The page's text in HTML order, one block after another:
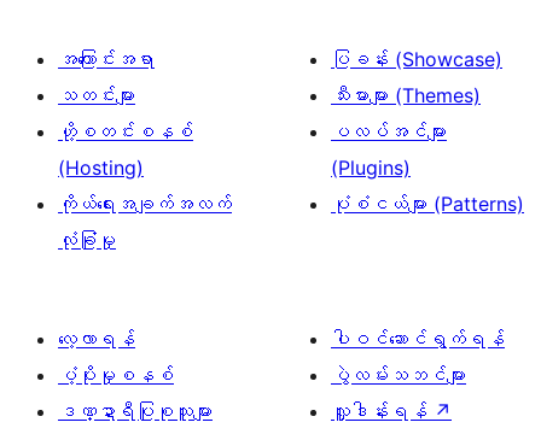
အကြောင်းအရာ
သတင်းများ
ဟို့စတင်းစနစ်
(Hosting)
ကိုယ်ရေးအချက်အလက်
လုံခြုံမှု
ပြခန်း (Showcase)
သီးမားများ (Themes)
ပလပ်အင်များ
(Plugins)
ပုံစံငယ်များ (Patterns)
လေ့လာရန်
ပံ့ပိုးမှုစနစ်
ဒဏ္ဍာရီပြုစုသူများ
ပါဝင်ဆောင်ရွက်ရန်
ပွဲလမ်းသဘင်များ
လှူဒါန်းရန် ↗